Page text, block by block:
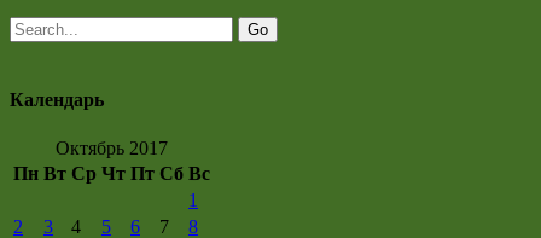
Календарь
Октябрь 2017
Пн Вт Ср Чт Пт Сб Вс
1
2
3 4 5 6 7
8